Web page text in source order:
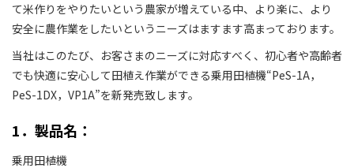
て米作りをやりたいという農家が増えている中、より楽に、より
安全に農作業をしたいというニーズはますます高まっております。
当社はこのたび、お客さまのニーズに対応すべく、初心者や高齢者
でも快適に安心して田植え作業ができる乗用田植機“PeS-1A，
PeS-1DX，VP1A”を新発売致します。
1．製品名：
乗用田植機